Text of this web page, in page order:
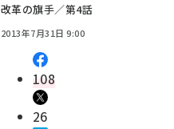
改革の旗手／第4話
2013年7月31日 9:00
108
26